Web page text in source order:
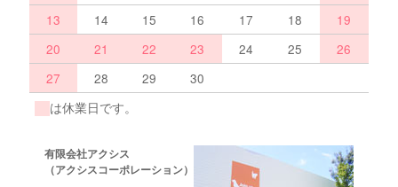
13
14 15 16 17 18
19
20
21 22 23 24 25
26
27
28 29
30
は休業日です。
有限会社アクシス
（アクシスコーポレーション）